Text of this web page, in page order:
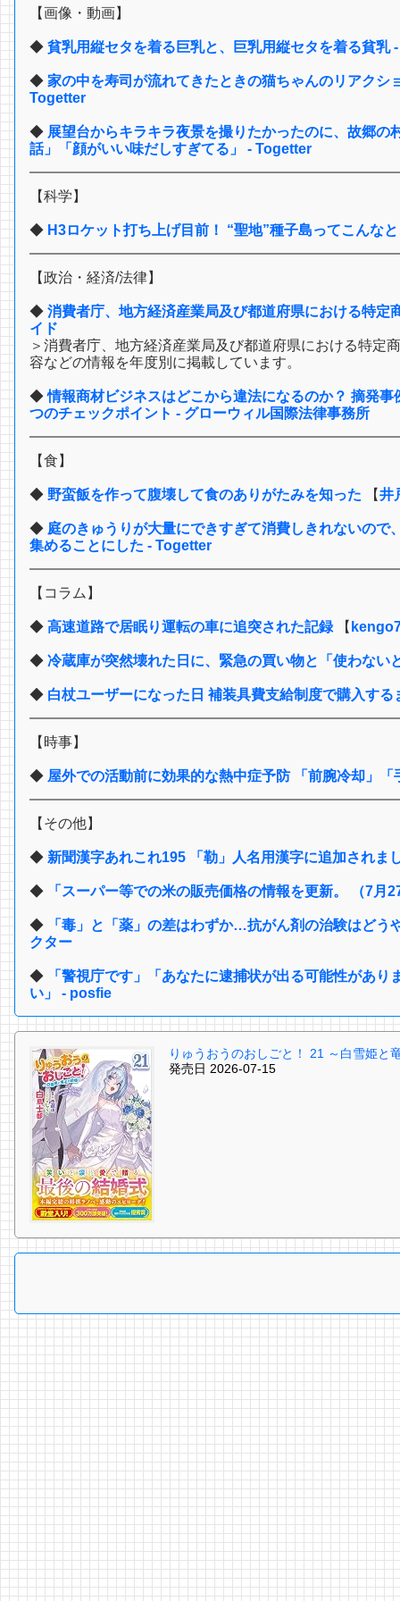
【画像・動画】
◆ 貧乳用縦セタを着る巨乳と、巨乳用縦セタを着る貧乳
◆ 家の中を寿司が流れてきたときの猫ちゃんのリアク
Togetter
◆ 展望台からキラキラ夜景を撮りたかったのに、故郷
話」「顔がいい味だしすぎてる」 - Togetter
【科学】
◆ H3ロケット打ち上げ目前！ “聖地”種子島ってこんな
【政治・経済/法律】
◆ 消費者庁、地方経済産業局及び都道府県における特
イド
＞消費者庁、地方経済産業局及び都道府県における特定
容などの情報を年度別に掲載しています。
◆情報商材ビジネスはどこから違法になるのか？ 摘発
つのチェックポイント - グローウィル国際法律事務所
【食】
◆ 野蛮飯を作って腹壊して食のありがたみを知った 【井
◆ 庭のきゅうりが大量にできすぎて消費しきれないの
集めることにした - Togetter
【コラム】
◆ 高速道路で居眠り運転の車に追突された記録【
◆ 冷蔵庫が突然壊れた日に、緊急の買い物と「使わない
◆ 白杖ユーザーになった日 補装具費支給制度で購入す
【時事】
◆ 屋外での活動前に効果的な熱中症予防 「前腕冷却」
【その他】
◆ 新聞漢字あれこれ195 「勒」人名用漢字に追加されま
◆ 「スーパー等での米の販売価格の情報を更新。 （7月
◆
「毒」と「薬」の差はわずか…抗がん剤の治験はど
クター
◆
「警視庁です」「あなたに逮捕状が出る可能性があ
い」 - posfie
りゅうおうのおしごと！ 21 ～白雪姫と
発売日 2026-07-15